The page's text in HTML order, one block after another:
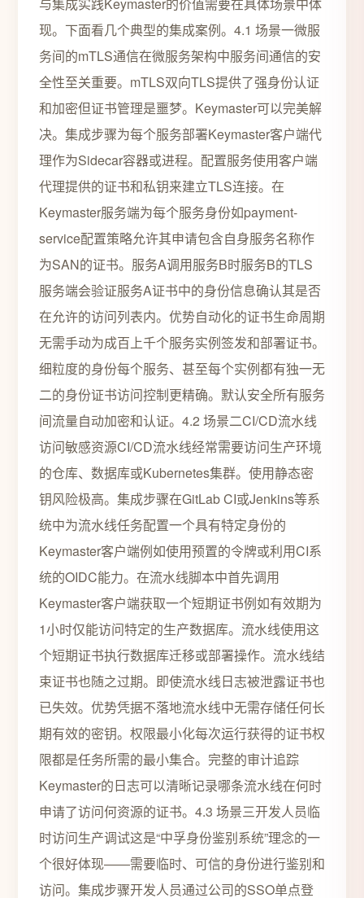
现。下面看几个典型的集成案例。4.1 场景一微服
务间的mTLS通信在微服务架构中服务间通信的安
全性至关重要。mTLS双向TLS提供了强身份认证
和加密但证书管理是噩梦。Keymaster可以完美解
决。集成步骤为每个服务部署Keymaster客户端代
理作为Sidecar容器或进程。配置服务使用客户端
代理提供的证书和私钥来建立TLS连接。在
Keymaster服务端为每个服务身份如payment-
service配置策略允许其申请包含自身服务名称作
为SAN的证书。服务A调用服务B时服务B的TLS
服务端会验证服务A证书中的身份信息确认其是否
在允许的访问列表内。优势自动化的证书生命周期
无需手动为成百上千个服务实例签发和部署证书。
细粒度的身份每个服务、甚至每个实例都有独一无
二的身份证书访问控制更精确。默认安全所有服务
间流量自动加密和认证。4.2 场景二CI/CD流水线
访问敏感资源CI/CD流水线经常需要访问生产环境
的仓库、数据库或Kubernetes集群。使用静态密
钥风险极高。集成步骤在GitLab CI或Jenkins等系
统中为流水线任务配置一个具有特定身份的
Keymaster客户端例如使用预置的令牌或利用CI系
统的OIDC能力。在流水线脚本中首先调用
Keymaster客户端获取一个短期证书例如有效期为
1小时仅能访问特定的生产数据库。流水线使用这
个短期证书执行数据库迁移或部署操作。流水线结
束证书也随之过期。即使流水线日志被泄露证书也
已失效。优势凭据不落地流水线中无需存储任何长
期有效的密钥。权限最小化每次运行获得的证书权
限都是任务所需的最小集合。完整的审计追踪
Keymaster的日志可以清晰记录哪条流水线在何时
申请了访问何资源的证书。4.3 场景三开发人员临
时访问生产调试这是“中孚身份鉴别系统”理念的一
个很好体现——需要临时、可信的身份进行鉴别和
访问。集成步骤开发人员通过公司的SSO单点登